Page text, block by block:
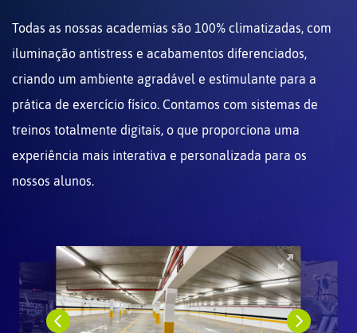
Todas as nossas academias são 100% climatizadas, com
iluminação antistress e acabamentos diferenciados,
criando um ambiente agradável e estimulante para a
prática de exercício físico. Contamos com sistemas de
treinos totalmente digitais, o que proporciona uma
experiência mais interativa e personalizada para os
nossos alunos.